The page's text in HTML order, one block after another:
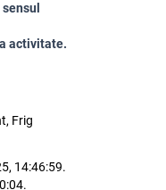
activitate.
Frig
14:46:59.